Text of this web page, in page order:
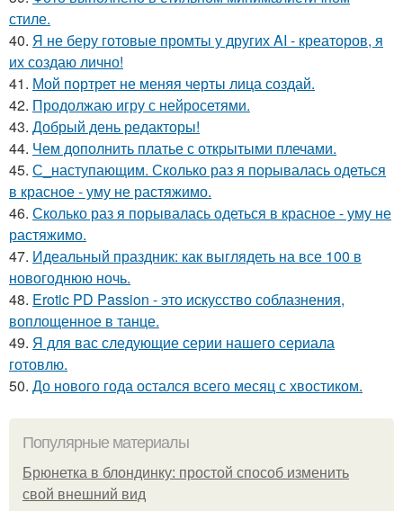
стиле.
40. Я не беру готовые промты у других AI - креаторов, я
их создаю лично!
41. Мой портрет не меняя черты лица создай.
42. Продолжаю игру с нейросетями.
43. Добрый день редакторы!
44. Чем дополнить платье с открытыми плечами.
45. С_наступающим. Сколько раз я порывалась одеться
в красное - уму не растяжимо.
46. Сколько раз я порывалась одеться в красное - уму не
растяжимо.
47. Идеальный праздник: как выглядеть на все 100 в
новогоднюю ночь.
48. Erotic PD Passion - это искусство соблазнения,
воплощенное в танце.
49. Я для вас следующие серии нашего сериала
готовлю.
50. До нового года остался всего месяц с хвостиком.
Популярные материалы
Брюнетка в блондинку: простой способ изменить
свой внешний вид